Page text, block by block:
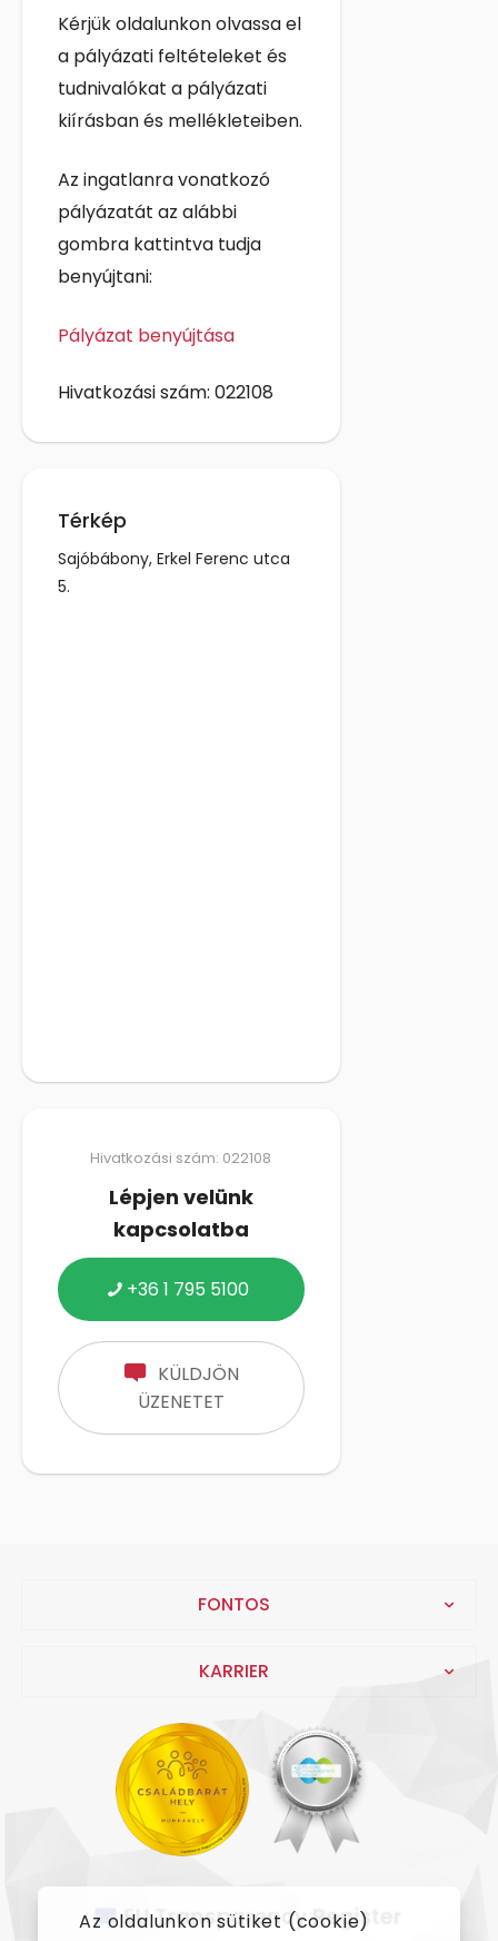
Kérjük oldalunkon olvassa el
a pályázati feltételeket és
tudnivalókat a pályázati
kiírásban és mellékleteiben.
Az ingatlanra vonatkozó
pályázatát az alábbi
gombra kattintva tudja
benyújtani:
Pályázat benyújtása
Hivatkozási szám: 022108
Térkép
Sajóbábony, Erkel Ferenc utca
5.
Hivatkozási szám: 022108
Lépjen velünk
kapcsolatba
+36 1 795 5100
KÜLDJÖN
ÜZENETET
FONTOS
KARRIER
Az oldalunkon sütiket (cookie)